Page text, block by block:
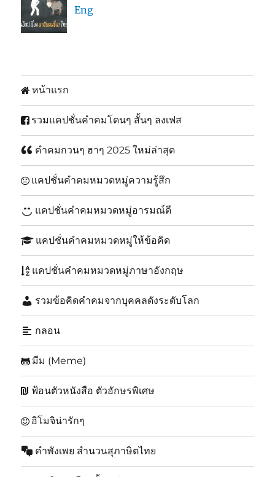
Eng
หน้าแรก
รวมแคปชั่นคำคมโดนๆ สั้นๆ ลงเฟส
คำคมกวนๆ ฮาๆ 2025 ใหม่ล่าสุด
แคปชั่นคำคมหมวดหมู่ความรู้สึก
แคปชั่นคำคมหมวดหมู่อารมณ์ดี
แคปชั่นคำคมหมวดหมู่ให้ข้อคิด
แคปชั่นคำคมหมวดหมู่ภาษาอังกฤษ
รวมข้อคิดคำคมจากบุคคลดังระดับโลก
กลอน
มีม (Meme)
ฟ้อนตัวหนังสือ ตัวอักษรพิเศษ
อิโมจิน่ารักๆ
คำพังเพย สำนวนสุภาษิตไทย